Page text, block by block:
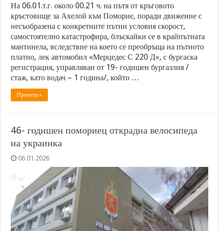
На 06.01.т.г. около 00.21 ч. на пътя от кръговото
кръстовище за Ахелой към Поморие, поради движение с
несъобразена с конкретните пътни условия скорост,
самостоятелно катастрофира, блъскайки се в крайпътната
мантинела, вследствие на което се преобръща на пътното
платно, лек автомобил «Мерцедес С 220 Д», с бургаска
регистрация, управляван от 19- годишен бургазлия /
стаж, като водач – 1 година/, който …
Прочети »
46- годишен помориец открадна велосипеда
на украинка
06.01.2026